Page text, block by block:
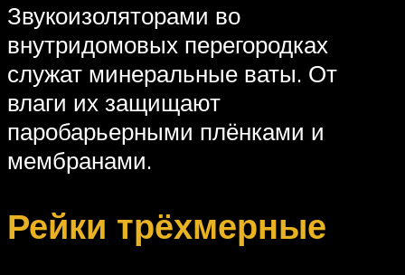
Звукоизоляторами во
внутридомовых перегородках
служат минеральные ваты. От
влаги их защищают
паробарьерными плёнками и
мембранами.
Рейки трёхмерные